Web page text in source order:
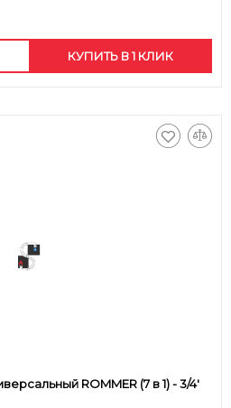
КУПИТЬ В 1 КЛИК
ROMMER (7 в 1) - 3/4'